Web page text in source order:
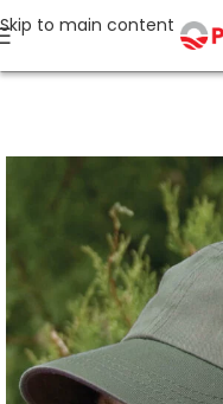
Skip to main content